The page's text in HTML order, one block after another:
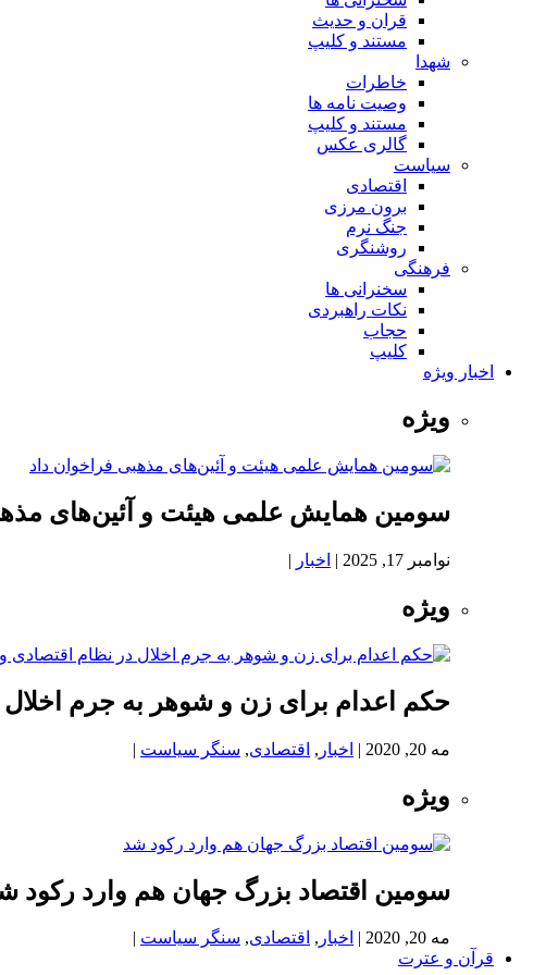
قران و حدیث
مستند و کلیپ
شهدا
خاطرات
وصیت نامه ها
مستند و کلیپ
گالری عکس
سیاست
اقتصادی
برون مرزی
جنگ نرم
روشنگری
فرهنگی
سخنرانی ها
نکات راهبردی
حجاب
کلیپ
اخبار ویژه
ویژه
سومین همایش علمی هیئت و آئین‌های
نوامبر 17, 2025 | اخبار |
ویژه
حکم اعدام برای زن و شوهر به جرم
مه 20, 2020 | اخبار , اقتصادی, سنگر سیاست |
ویژه
سومین اقتصاد بزرگ جهان هم وارد رکود
مه 20, 2020 | اخبار , اقتصادی, سنگر سیاست |
قرآن و عترت